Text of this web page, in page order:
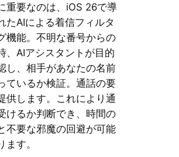
重要なのは、iOS 26で導
たAIによる着信フィルタ
機能。不明な番号からの
、AIアシスタントが目的
し、相手があなたの名前
ているか検証。通話の要
供します。これにより通
けるか判断でき、時間の
不要な邪魔の回避が可能
ます。